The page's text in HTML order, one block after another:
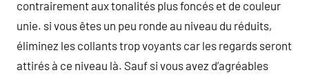
contrairement aux tonalités plus foncés et de couleur
unie. si vous êtes un peu ronde au niveau du réduits,
éliminez les collants trop voyants car les regards seront
attirés à ce niveau là. Sauf si vous avez d’agréables